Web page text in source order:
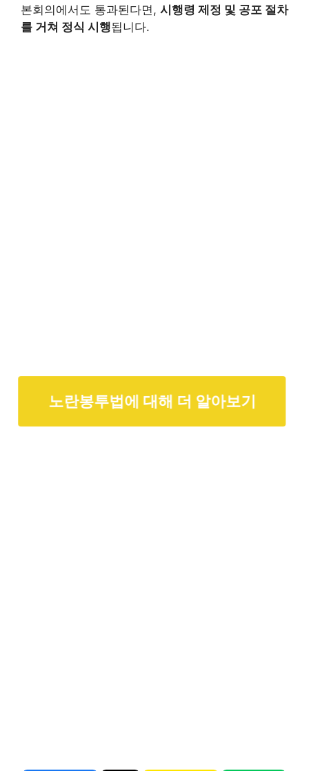
본회의에서도 통과된다면, 시행령 제정 및 공포 절차
를 거쳐 정식 시행됩니다.
노란봉투법에 대해 더 알아보기